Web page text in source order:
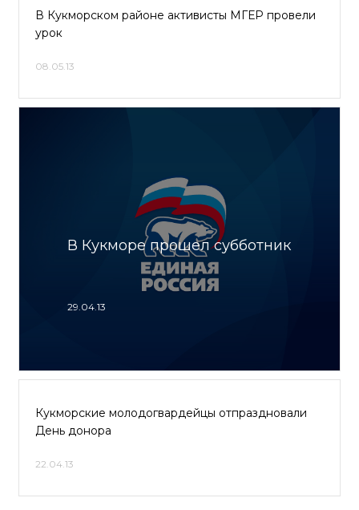
В Кукморском районе активисты МГЕР провели
урок
08.05.13
В Кукморе прошел субботник
29.04.13
Кукморские молодогвардейцы отпраздновали
День донора
22.04.13